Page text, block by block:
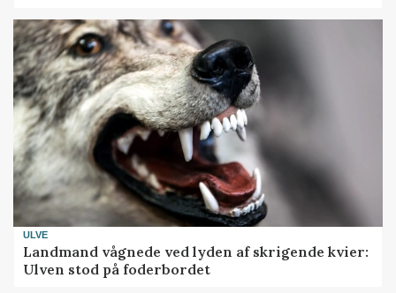
ULVE
Landmand vågnede ved lyden af skrigende kvier:
Ulven stod på foderbordet